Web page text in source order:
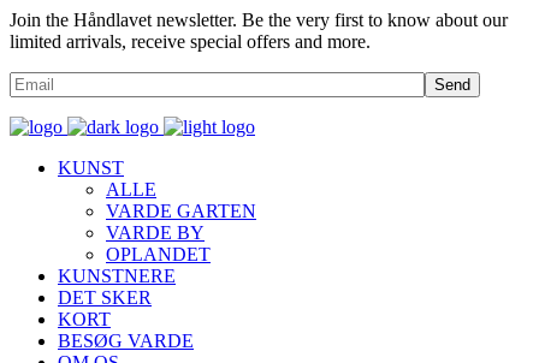
Join the Håndlavet newsletter. Be the very first to know about our
limited arrivals, receive special offers and more.
Send
KUNST
ALLE
VARDE GARTEN
VARDE BY
OPLANDET
KUNSTNERE
DET SKER
KORT
BESØG VARDE